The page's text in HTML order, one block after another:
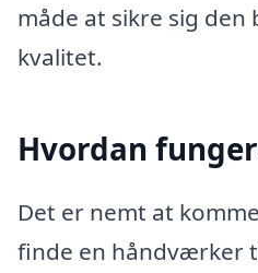
måde at sikre sig den
kvalitet.
Hvordan
Det er nemt at
finde en håndværker